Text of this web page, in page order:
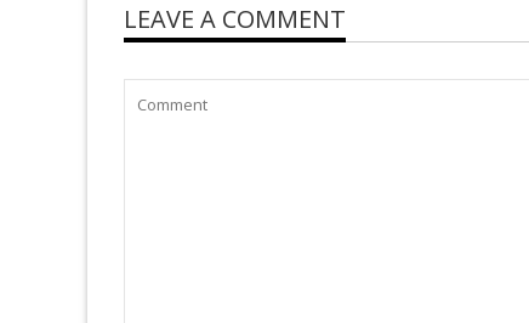
LEAVE A COMMENT